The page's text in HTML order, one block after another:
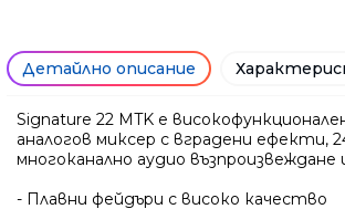
Детайлно описание
Signature 22 MTK е
аналогов миксер с вградени ефекти,
многоканално аудио възпроизвеждане
- Плавни фейдъри с високо качество